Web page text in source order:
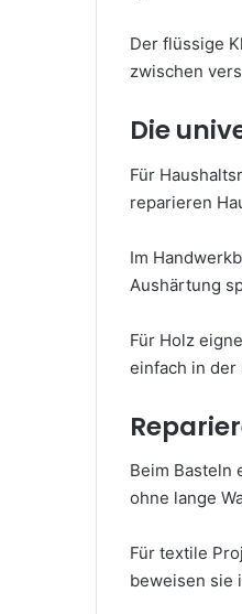
Der flüssige
zwischen
Die
Für
reparieren
Im
Aushärtung
Für Holz
einfach in der
Beim Basteln
ohne lange
Für textile
beweisen sie